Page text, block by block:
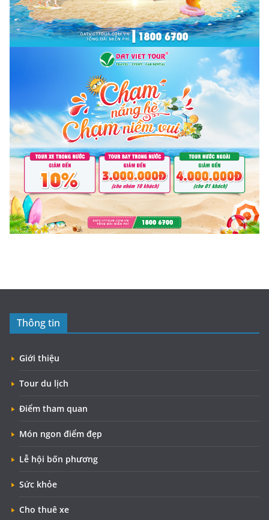
Thông tin
Giới thiệu
Tour du lịch
Điểm tham quan
Món ngon điểm đẹp
Lễ hội bốn phương
Sức khỏe
Cho thuê xe